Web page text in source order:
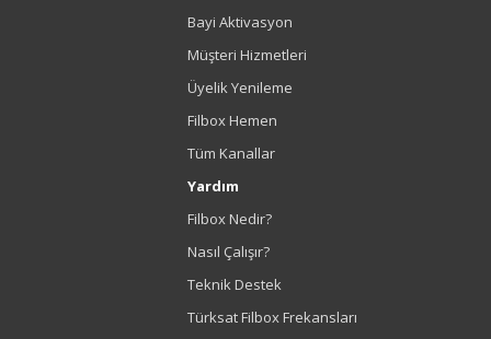
Bayi Aktivasyon
Müşteri Hizmetleri
Üyelik Yenileme
Filbox Hemen
Tüm Kanallar
Yardım
Filbox Nedir?
Nasıl Çalışır?
Teknik Destek
Türksat Filbox Frekansları